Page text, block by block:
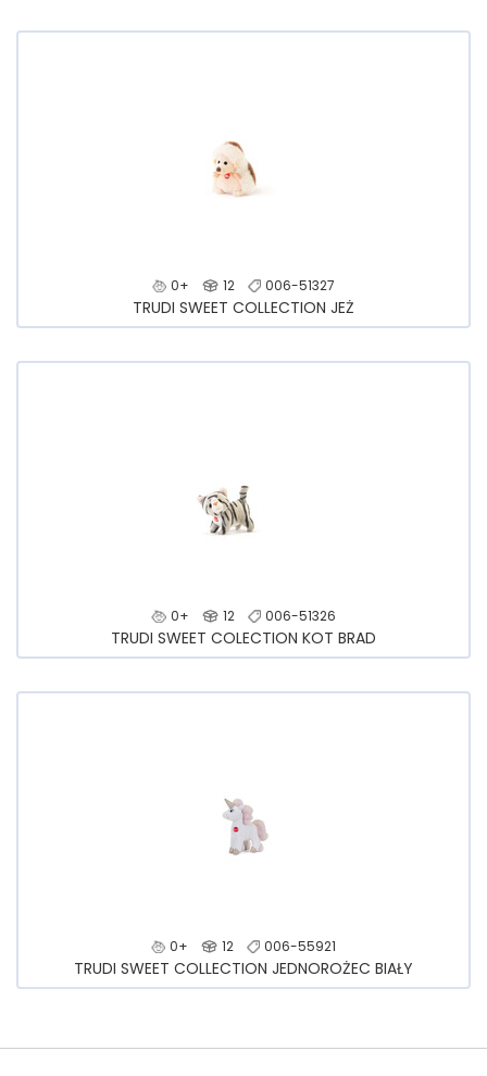
0+ 12 006-51327
TRUDI SWEET COLLECTION JEŻ
0+ 12 006-51326
TRUDI SWEET COLECTION KOT BRAD
0+ 12 006-55921
TRUDI SWEET COLLECTION JEDNOROŻEC BIAŁY